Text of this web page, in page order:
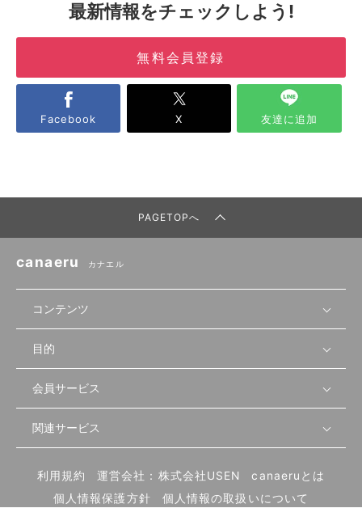
最新情報をチェックしよう!
無料会員登録
Facebook X 友達に追加
PAGETOPへ
canaeru カナエル
コンテンツ
無料開業相談
セミナー情報
セミナー動画
物件を探す
首都圏
北海道
先輩開業者の声
開業・経営に関する記事
目的
店舗運営
物件
内装・設備
食材・仕入れ
会員サービス
会員登録
ログイン
関連サービス
飲食店サクセスガイド（外部サイト）
利用規約 運営会社：株式会社USEN
canaeruとは
個人情報保護方針
個人情報の取扱いについて